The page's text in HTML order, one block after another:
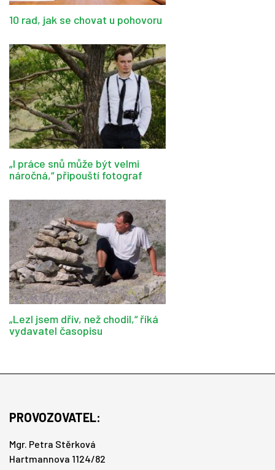
10 rad, jak se chovat u pohovoru
„I práce snů může být velmi
náročná,“ připouští fotograf
„Lezl jsem dřív, než chodil,“ říká
vydavatel časopisu
PROVOZOVATEL:
Mgr. Petra Stěrková
Hartmannova 1124/82